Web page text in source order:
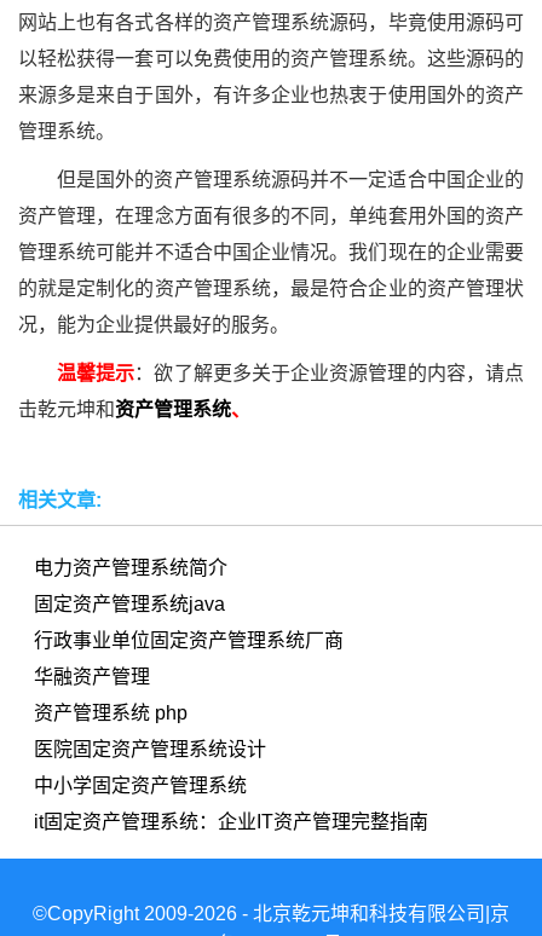
网站上也有各式各样的资产管理系统源码，毕竟使用源码可
以轻松获得一套可以免费使用的资产管理系统。这些源码的
来源多是来自于国外，有许多企业也热衷于使用国外的资产
管理系统。
但是国外的资产管理系统源码并不一定适合中国企业的
资产管理，在理念方面有很多的不同，单纯套用外国的资产
管理系统可能并不适合中国企业情况。我们现在的企业需要
的就是定制化的资产管理系统，最是符合企业的资产管理状
况，能为企业提供最好的服务。
温馨提示：欲了解更多关于企业资源管理的内容，请点
击乾元坤和资产管理系统、
相关文章:
电力资产管理系统简介
固定资产管理系统java
行政事业单位固定资产管理系统厂商
华融资产管理
资产管理系统 php
医院固定资产管理系统设计
中小学固定资产管理系统
it固定资产管理系统：企业IT资产管理完整指南
©CopyRight 2009-2026 - 北京乾元坤和科技有限公司|京